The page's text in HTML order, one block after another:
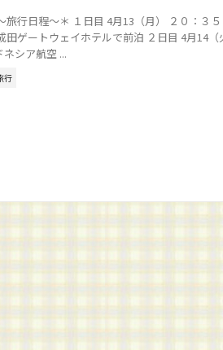
旅行日程～＊ １日目 4月13（月） ２０：
田ゲートウェイホテルで前泊 ２日目 4月14
シア航空 ...
行